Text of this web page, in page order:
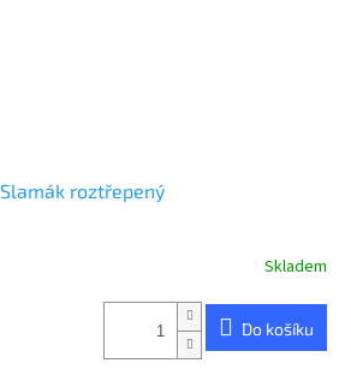
Slamák roztřepený
Skladem
Do košíku